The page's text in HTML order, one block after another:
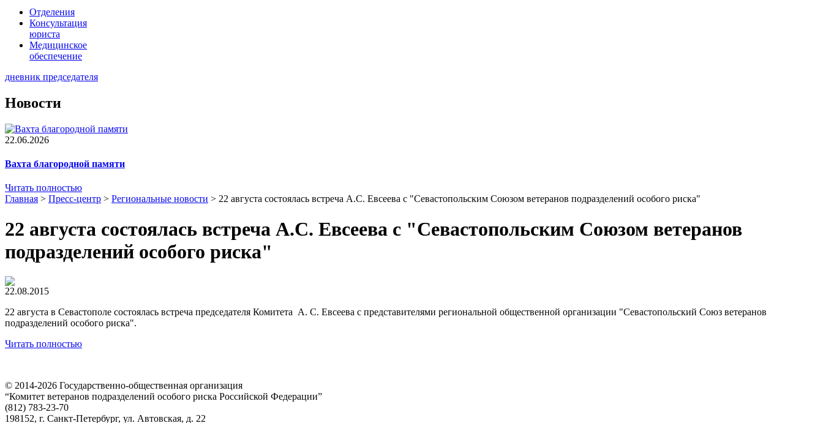
Отделения
Консультация
юриста
Медицинское
обеспечение
дневник председателя
Новости
22.06.2026
Вахта благородной памяти
Читать полностью
Главная > Пресс-центр > Региональные новости > 22 августа состоялась встреча А.С. Евсеева с "Севастопольским Союзом ветеранов подразделений особого риска"
22 августа состоялась встреча А.С. Евсеева с "Севастопольским Союзом ветеранов
подразделений особого риска"
22.08.2015
22 августа в Севастополе состоялась встреча председателя Комитета А. С. Евсеева с представителями региональной общественной организации "Севастопольский Союз ветеранов
подразделений особого риска".
Читать полностью
© 2014-2026 Государственно-общественная организация
“Комитет ветеранов подразделений особого риска Российской Федерации”
(812) 783-23-70
198152, г. Санкт-Петербург, ул. Автовская, д. 22